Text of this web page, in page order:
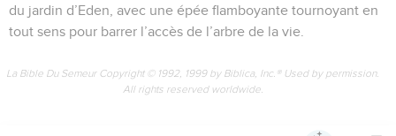
du jardin d’Eden, avec une épée flamboyante tournoyant en
tout sens pour barrer l’accès de l’arbre de la vie.
La Bible Du Semeur Copyright © 1992, 1999 by Biblica, Inc.® Used by permission.
All rights reserved worldwide.